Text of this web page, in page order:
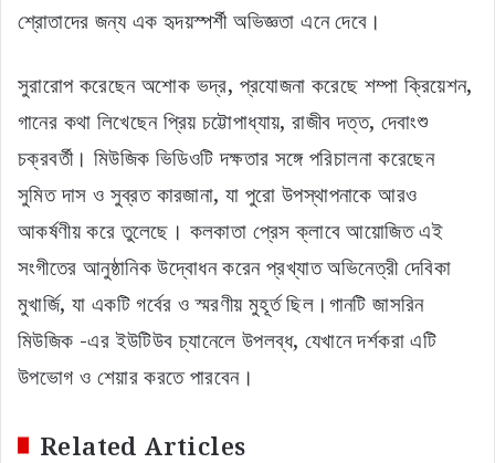
শ্রোতাদের জন্য এক হৃদয়স্পর্শী অভিজ্ঞতা এনে দেবে।
সুরারোপ করেছেন অশোক ভদ্র, প্রযোজনা করেছে শম্পা ক্রিয়েশন,
গানের কথা লিখেছেন প্রিয় চট্টোপাধ্যায়, রাজীব দত্ত, দেবাংশু
চক্রবর্তী। মিউজিক ভিডিওটি দক্ষতার সঙ্গে পরিচালনা করেছেন
সুমিত দাস ও সুব্রত কারজানা, যা পুরো উপস্থাপনাকে আরও
আকর্ষণীয় করে তুলেছে। কলকাতা প্রেস ক্লাবে আয়োজিত এই
সংগীতের আনুষ্ঠানিক উদ্বোধন করেন প্রখ্যাত অভিনেত্রী দেবিকা
মুখার্জি, যা একটি গর্বের ও স্মরণীয় মুহূর্ত ছিল।গানটি জাসরিন
মিউজিক -এর ইউটিউব চ্যানেলে উপলব্ধ, যেখানে দর্শকরা এটি
উপভোগ ও শেয়ার করতে পারবেন।
Related Articles